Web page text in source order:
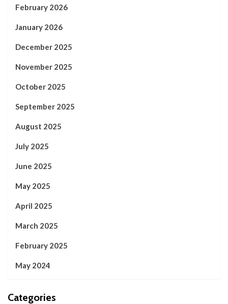
February 2026
January 2026
December 2025
November 2025
October 2025
September 2025
August 2025
July 2025
June 2025
May 2025
April 2025
March 2025
February 2025
May 2024
Categories